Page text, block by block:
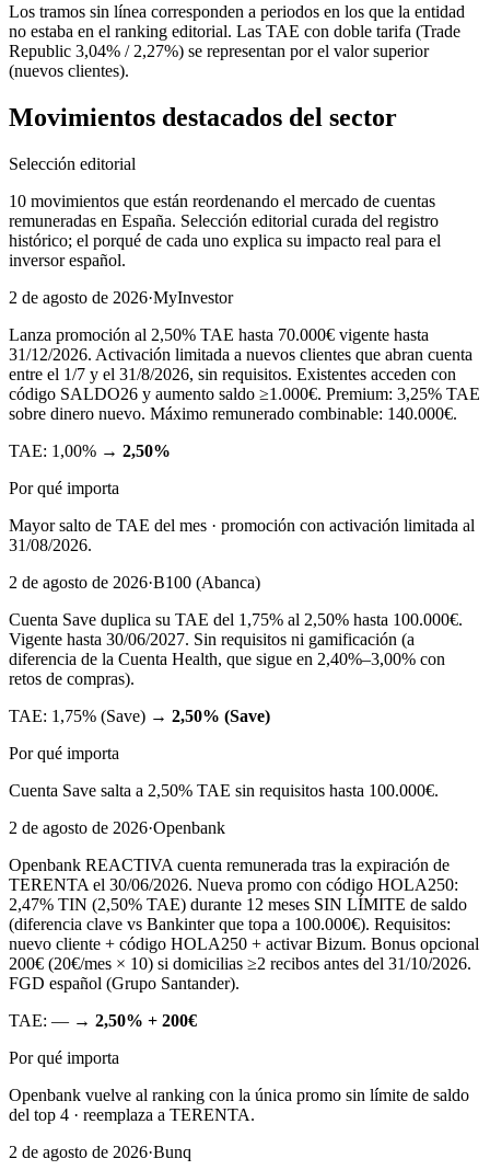
Los tramos sin línea corresponden a periodos en los que la entidad
no estaba en el ranking editorial. Las TAE con doble tarifa (Trade
Republic 3,04% / 2,27%) se representan por el valor superior
(nuevos clientes).
Movimientos destacados del sector
Selección editorial
10 movimientos que están reordenando el mercado de cuentas
remuneradas en España. Selección editorial curada del registro
histórico; el porqué de cada uno explica su impacto real para el
inversor español.
2 de agosto de 2026·MyInvestor
Lanza promoción al 2,50% TAE hasta 70.000€ vigente hasta
31/12/2026. Activación limitada a nuevos clientes que abran cuenta
entre el 1/7 y el 31/8/2026, sin requisitos. Existentes acceden con
código SALDO26 y aumento saldo ≥1.000€. Premium: 3,25% TAE
sobre dinero nuevo. Máximo remunerado combinable: 140.000€.
TAE: 1,00% → 2,50%
Por qué importa
Mayor salto de TAE del mes · promoción con activación limitada al
31/08/2026.
2 de agosto de 2026·B100 (Abanca)
Cuenta Save duplica su TAE del 1,75% al 2,50% hasta 100.000€.
Vigente hasta 30/06/2027. Sin requisitos ni gamificación (a
diferencia de la Cuenta Health, que sigue en 2,40%–3,00% con
retos de compras).
TAE: 1,75% (Save) → 2,50% (Save)
Por qué importa
Cuenta Save salta a 2,50% TAE sin requisitos hasta 100.000€.
2 de agosto de 2026·Openbank
Openbank REACTIVA cuenta remunerada tras la expiración de
TERENTA el 30/06/2026. Nueva promo con código HOLA250:
2,47% TIN (2,50% TAE) durante 12 meses SIN LÍMITE de saldo
(diferencia clave vs Bankinter que topa a 100.000€). Requisitos:
nuevo cliente + código HOLA250 + activar Bizum. Bonus opcional
200€ (20€/mes × 10) si domicilias ≥2 recibos antes del 31/10/2026.
FGD español (Grupo Santander).
TAE: — → 2,50% + 200€
Por qué importa
Openbank vuelve al ranking con la única promo sin límite de saldo
del top 4 · reemplaza a TERENTA.
2 de agosto de 2026·Bunq